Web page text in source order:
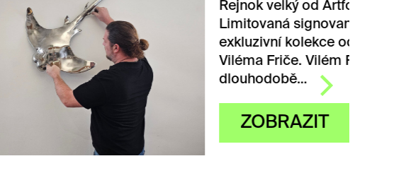
Rejnok velký od Artforest.
Limitovaná signovaná
exkluzivní kolekce od MgA.
Viléma Friče. Vilém Frič
dlouhodobě…
ZOBRAZIT